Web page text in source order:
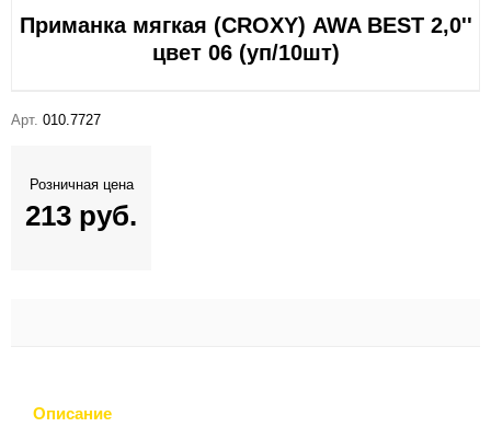
Приманка мягкая (CROXY) AWA BEST 2,0''
цвет 06 (уп/10шт)
Арт. 010.7727
Розничная цена
213 руб.
Описание